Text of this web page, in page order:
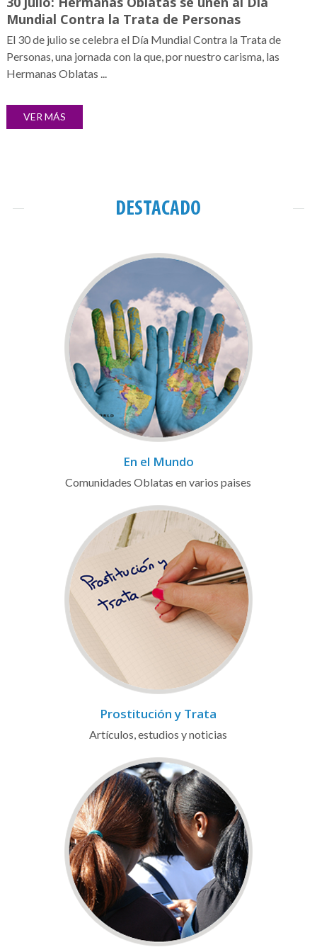
Mundial Contra la Trata de Personas
El 30 de julio se celebra el Día Mundial Contra la Trata de
Personas, una jornada con la que, por nuestro carisma, las
Hermanas Oblatas ...
VER MÁS
DESTACADO
En el Mundo
Comunidades Oblatas en varios paises
Prostitución y Trata
Artículos, estudios y noticias